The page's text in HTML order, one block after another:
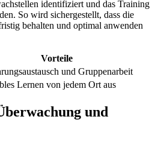
identifiziert ‌und das Training
So wird ‌sichergestellt, dass die
behalten und optimal anwenden​
Vorteile
und Gruppenarbeit
Lernen von jedem‍ Ort ⁢aus
und